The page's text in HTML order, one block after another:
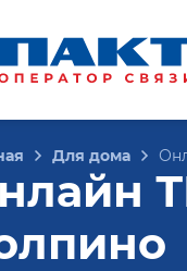
Для дома